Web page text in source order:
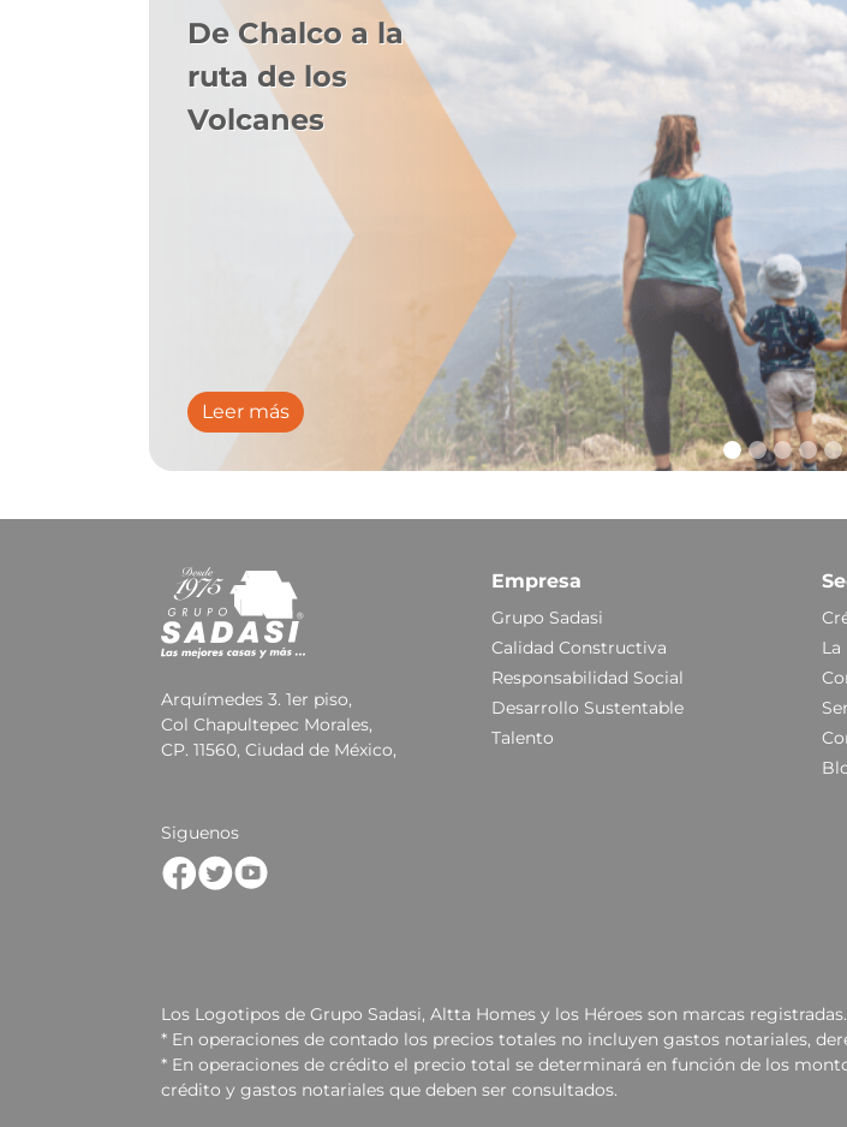
De Chalco a la
ruta de los
Volcanes
Leer más
Arquímedes 3. 1er piso,
Col Chapultepec Morales,
CP. 11560, Ciudad de México,
Siguenos
Empresa
Grupo Sadasi
Calidad Constructiva
Responsabilidad Social
Desarrollo Sustentable
Talento
La
Los Logotipos de Grupo Sadasi, Altta Homes y los Héroes son marcas registradas.
* En operaciones de contado los precios totales no incluyen gastos notariales,
* En operaciones de crédito el precio total se determinará en función de los
crédito y gastos notariales que deben ser consultados.